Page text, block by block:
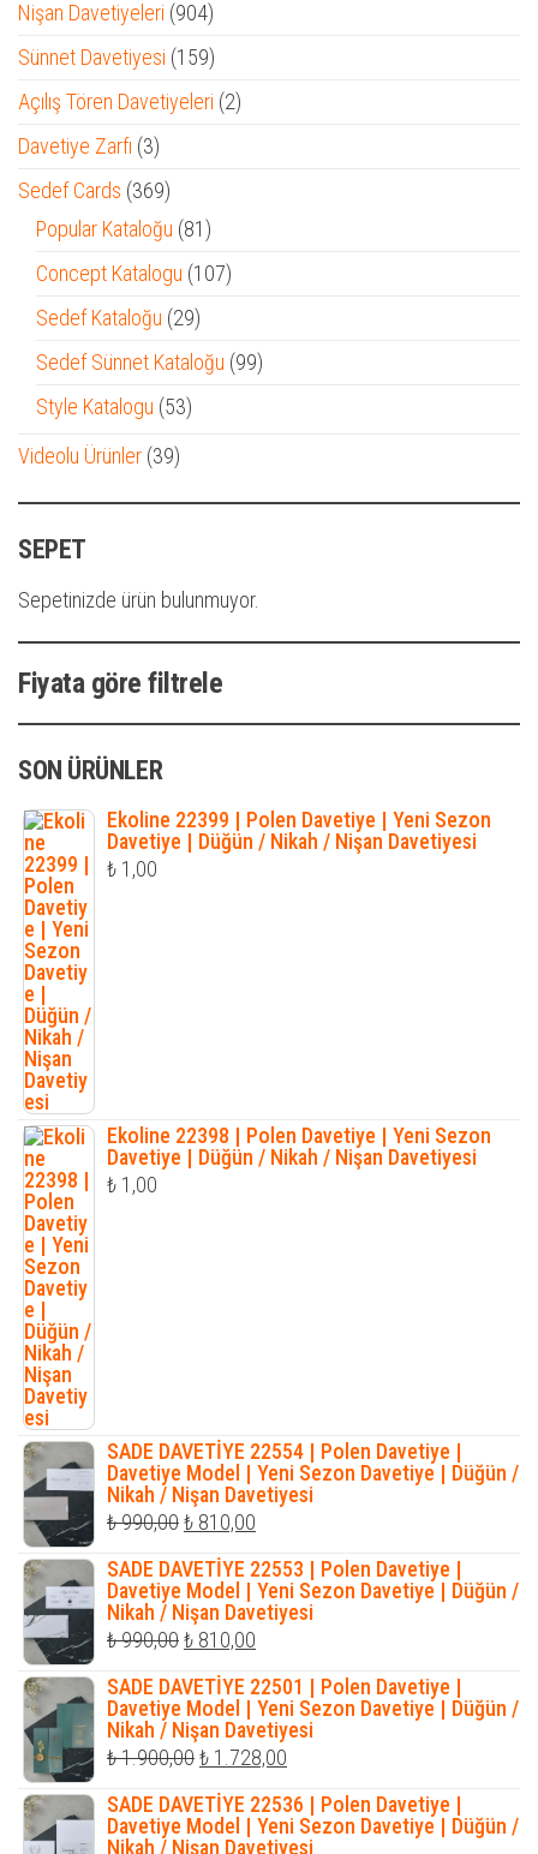
Nişan Davetiyeleri 904904
ürün
Sünnet Davetiyesi 159159
ürün
Açılış Tören Davetiyeleri 22
Davetiye Zarfı 33
ürün
Sedef Cards 369369
ürün
Popular Kataloğu 8181
ürün
Concept Katalogu 107107
Sedef Kataloğu 2929
ürün
Sedef Sünnet Kataloğu 9999
Style Katalogu 5353
Videolu Ürünler 3939
SEPET
Sepetinizde ürün bulunmuyor.
Fiyata göre filtrele
SON ÜRÜNLER
Ekoline 22399 | Polen Davetiye | Yeni Sezon
Davetiye | Düğün / Nikah / Nişan Davetiyesi
₺ 1,00
Ekoline 22398 | Polen Davetiye | Yeni Sezon
Davetiye | Düğün / Nikah / Nişan Davetiyesi
₺ 1,00
SADE DAVETİYE 22554 | Polen Davetiye |
Davetiye Model | Yeni Sezon Davetiye | Düğün /
Nikah / Nişan Davetiyesi
₺990,00Orijinal
fiyat:
₺ 990,00.
₺ 810,00
andaki
fiyat:
₺ 810,00.
SADE DAVETİYE 22553 | Polen Davetiye |
Davetiye Model | Yeni Sezon Davetiye | Düğün /
Nikah / Nişan Davetiyesi
₺990,00Orijinal
fiyat:
₺ 990,00.
₺ 810,00
andaki
fiyat:
₺ 810,00.
SADE DAVETİYE 22501 | Polen Davetiye |
Davetiye Model | Yeni Sezon Davetiye | Düğün /
Nikah / Nişan Davetiyesi
₺1.900,00Orijinal
fiyat:
₺ 1.900,00.
₺ 1.728,00
andaki
fiyat:
SADE DAVETİYE 22536 | Polen Davetiye |
Davetiye Model | Yeni Sezon Davetiye | Düğün /
Nikah / Nişan Davetiyesi